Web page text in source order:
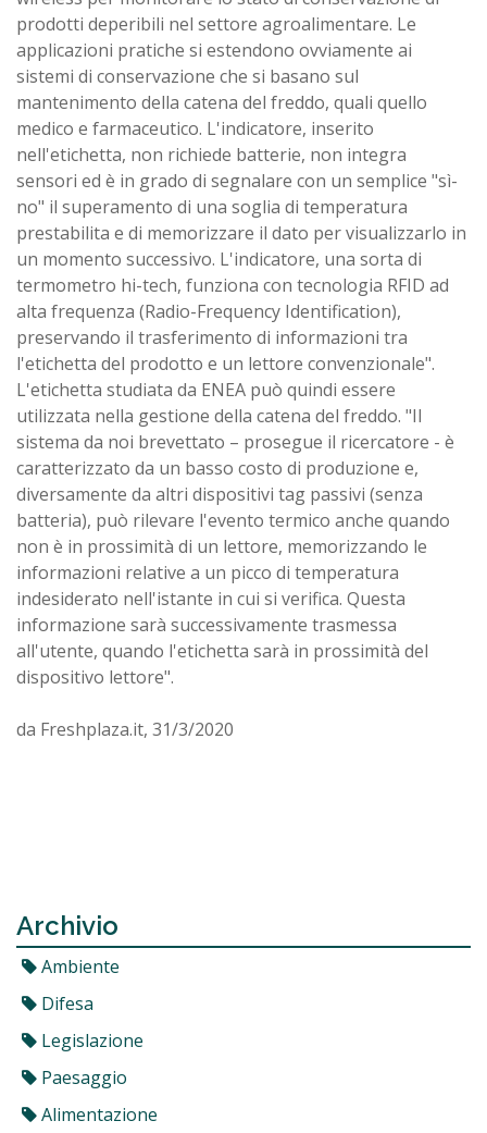
prodotti deperibili nel settore agroalimentare. Le
applicazioni pratiche si estendono ovviamente ai
sistemi di conservazione che si basano sul
mantenimento della catena del freddo, quali quello
medico e farmaceutico. L'indicatore, inserito
nell'etichetta, non richiede batterie, non integra
sensori ed è in grado di segnalare con un semplice "sì-
no" il superamento di una soglia di temperatura
prestabilita e di memorizzare il dato per visualizzarlo in
un momento successivo. L'indicatore, una sorta di
termometro hi-tech, funziona con tecnologia RFID ad
alta frequenza (Radio-Frequency Identification),
preservando il trasferimento di informazioni tra
l'etichetta del prodotto e un lettore convenzionale".
L'etichetta studiata da ENEA può quindi essere
utilizzata nella gestione della catena del freddo. "Il
sistema da noi brevettato – prosegue il ricercatore - è
caratterizzato da un basso costo di produzione e,
diversamente da altri dispositivi tag passivi (senza
batteria), può rilevare l'evento termico anche quando
non è in prossimità di un lettore, memorizzando le
informazioni relative a un picco di temperatura
indesiderato nell'istante in cui si verifica. Questa
informazione sarà successivamente trasmessa
all'utente, quando l'etichetta sarà in prossimità del
dispositivo lettore".
da Freshplaza.it, 31/3/2020
Archivio
Ambiente
Difesa
Legislazione
Paesaggio
Alimentazione